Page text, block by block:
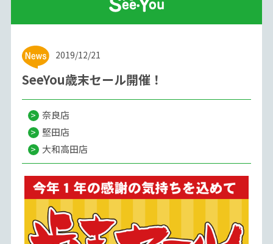
2019/12/21
SeeYou歳末セール開催！
奈良店
堅田店
大和高田店